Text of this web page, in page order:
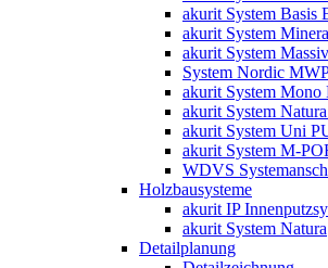
akurit System Basis
akurit System
akurit System
System Nordic
akurit System
akurit System
akurit System Uni
akurit System M-
WDVS
Holzbausysteme
akurit IP
akurit System Natura
Detailplanung